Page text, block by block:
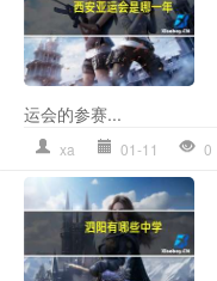
运会的参赛...
xa 01-11 0